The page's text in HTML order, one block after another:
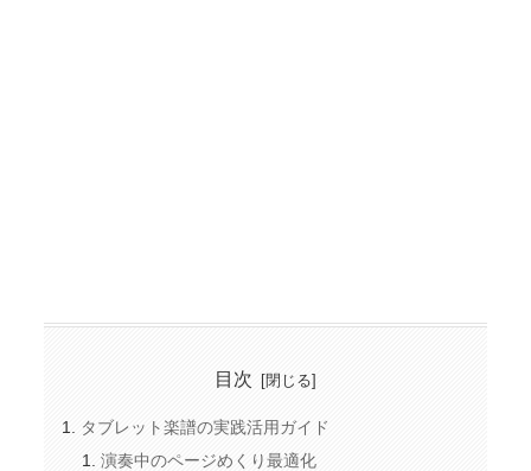
目次
タブレット楽譜の実践活用ガイド
演奏中のページめくり最適化